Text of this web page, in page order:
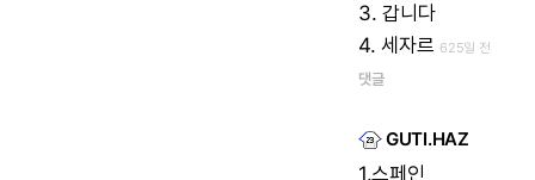
3.갑니다
4.세자르 625일 전
댓글
GUTI.HAZ
1.스페인